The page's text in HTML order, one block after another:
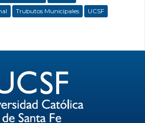
Trubutos Municipales UCSF